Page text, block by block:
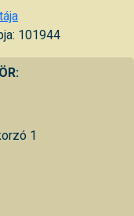
101944
1